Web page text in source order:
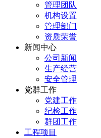
管理团队
机构设置
管理部门
资质荣誉
新闻中心
公司新闻
生产经营
安全管理
党群工作
党建工作
纪检工作
群团工作
工程项目